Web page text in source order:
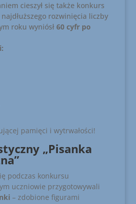
cieszył się także konkurs
rozwinięcia liczby
roku wyniósł 60 cyfr po
pamięci i wytrwałości!
„Pisanka
podczas konkursu
uczniowie przygotowywali
– zdobione figurami